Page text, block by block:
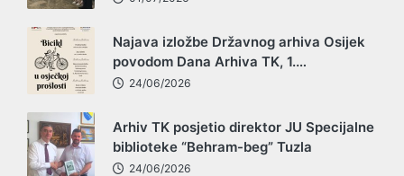
Najava izložbe Državnog arhiva Osijek
povodom Dana Arhiva TK, 1.…
24/06/2026
Arhiv TK posjetio direktor JU Specijalne
biblioteke “Behram-beg” Tuzla
24/06/2026